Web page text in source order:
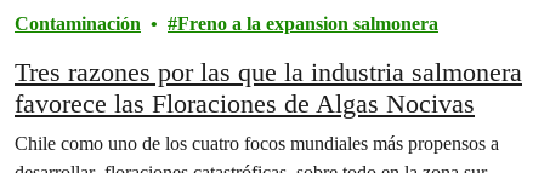
Contaminación Freno a la expansion salmonera
Tres razones por las que la industria salmonera
favorece las Floraciones de Algas Nocivas
Chile como uno de los cuatro focos mundiales más propensos a